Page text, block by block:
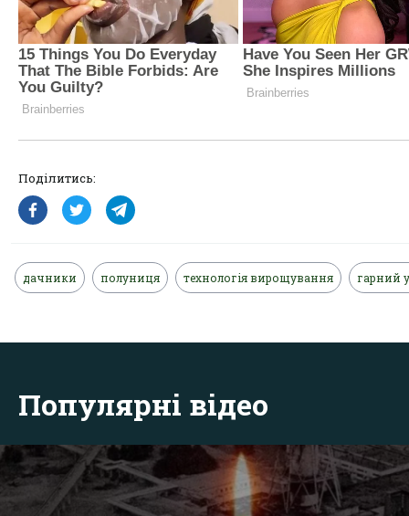
Поділитись:
дачники полуниця технологія вирощування гарний
Популярні відео